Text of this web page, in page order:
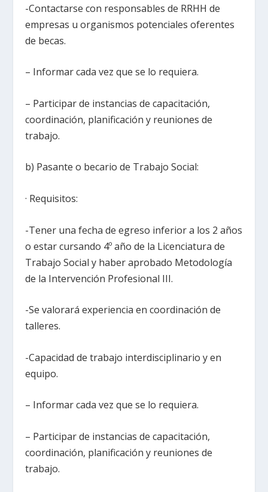
-Contactarse con responsables de RRHH de
empresas u organismos potenciales oferentes
de becas.
– Informar cada vez que se lo requiera.
– Participar de instancias de capacitación,
coordinación, planificación y reuniones de
trabajo.
b) Pasante o becario de Trabajo Social:
· Requisitos:
-Tener una fecha de egreso inferior a los 2 años
o estar cursando 4º año de la Licenciatura de
Trabajo Social y haber aprobado Metodología
de la Intervención Profesional III.
-Se valorará experiencia en coordinación de
talleres.
-Capacidad de trabajo interdisciplinario y en
equipo.
– Informar cada vez que se lo requiera.
– Participar de instancias de capacitación,
coordinación, planificación y reuniones de
trabajo.